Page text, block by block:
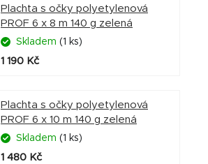
Plachta s očky polyetylenová
PROF 6 x 8 m 140 g zelená
Skladem (1 ks)
1 190 Kč
Plachta s očky polyetylenová
PROF 6 x 10 m 140 g zelená
Skladem (1 ks)
1 480 Kč